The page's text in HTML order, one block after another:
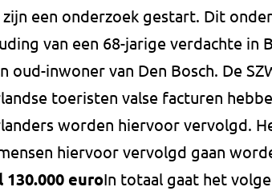
zijn een onderzoek gestart. Dit
van een 68-jarige verdachte in
oud-inwoner van Den Bosch. De
toeristen valse facturen
worden hiervoor vervolgd.
hiervoor vervolgd gaan
130.000 euroIn totaal gaat het